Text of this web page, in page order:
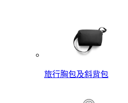
旅行胸包及斜背包